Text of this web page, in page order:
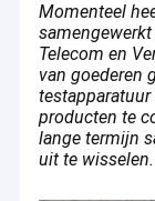
Vezel
LAN-
Momenteel
Telecom en
van goederen
producten te
lange termijn
uit te wisselen.